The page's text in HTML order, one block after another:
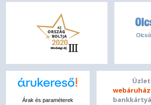
Árak és paraméterek